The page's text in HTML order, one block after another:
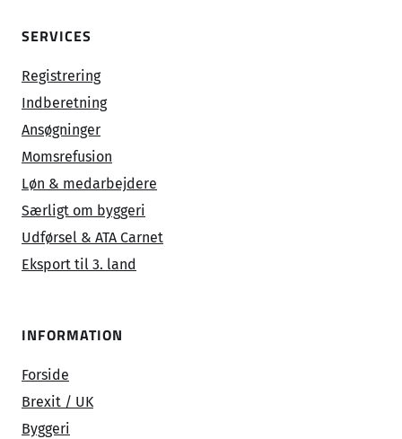
SERVICES
Registrering
Indberetning
Ansøgninger
Momsrefusion
Løn & medarbejdere
Særligt om byggeri
Udførsel & ATA Carnet
Eksport til 3. land
INFORMATION
Forside
Brexit / UK
Byggeri